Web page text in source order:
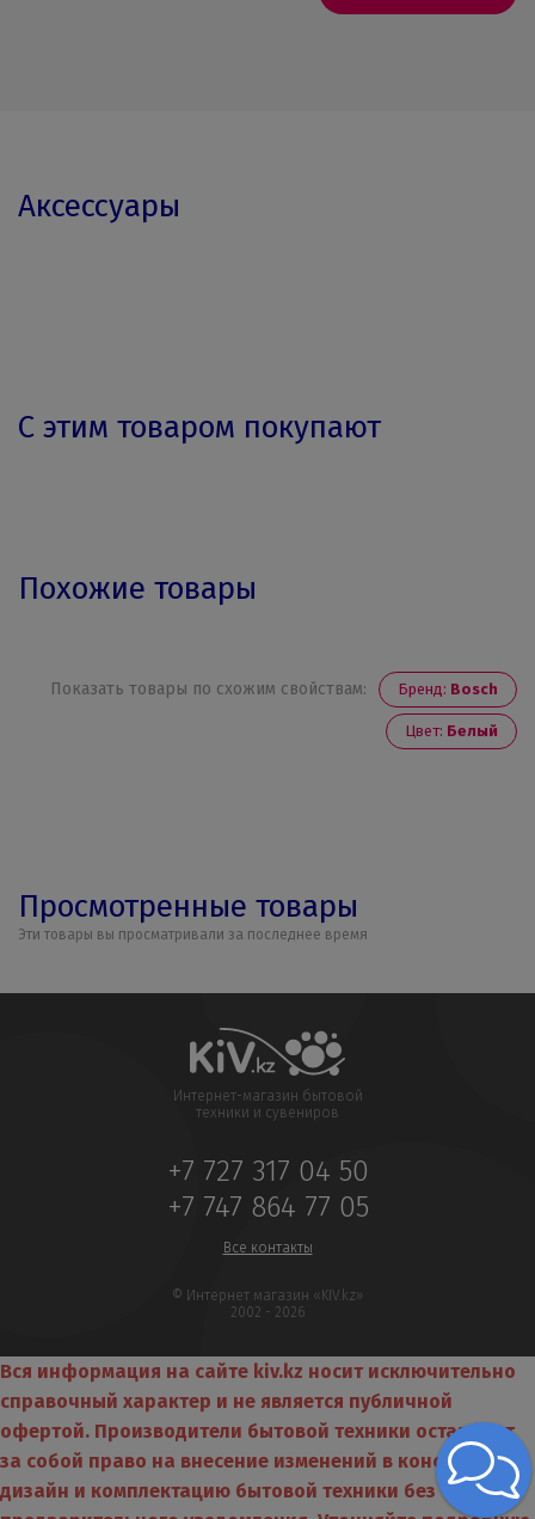
Аксессуары
С этим товаром покупают
Похожие товары
Показать товары по схожим свойствам: Бренд: Bosch
Цвет: Белый
Просмотренные товары
Эти товары вы просматривали за последнее время
Интернет-магазин бытовой
техники и сувениров
+7 727 317 04 50
+7 747 864 77 05
Все контакты
© Интернет магазин «KIV.kz»
2002 - 2026
Вся информация на сайте kiv.kz носит исключительно
справочный характер и не является публичной
офертой. Производители бытовой техники оставляют
за собой право на внесение изменений в конструкцию,
дизайн и комплектацию бытовой техники без